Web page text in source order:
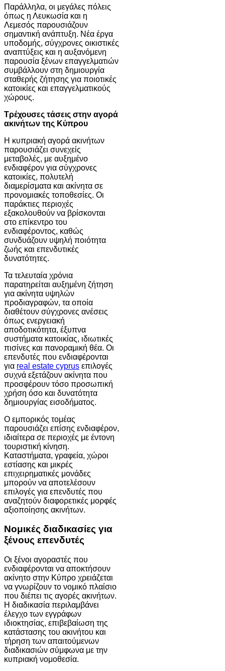
Παράλληλα, οι μεγάλες πόλεις
όπως η Λευκωσία και η
Λεμεσός παρουσιάζουν
σημαντική ανάπτυξη. Νέα έργα
υποδομής, σύγχρονες οικιστικές
αναπτύξεις και η αυξανόμενη
παρουσία ξένων επαγγελματιών
συμβάλλουν στη δημιουργία
σταθερής ζήτησης για ποιοτικές
κατοικίες και επαγγελματικούς
χώρους.
Τρέχουσες τάσεις στην αγορά
ακινήτων της Κύπρου
Η κυπριακή αγορά ακινήτων
παρουσιάζει συνεχείς
μεταβολές, με αυξημένο
ενδιαφέρον για σύγχρονες
κατοικίες, πολυτελή
διαμερίσματα και ακίνητα σε
προνομιακές τοποθεσίες. Οι
παράκτιες περιοχές
εξακολουθούν να βρίσκονται
στο επίκεντρο του
ενδιαφέροντος, καθώς
συνδυάζουν υψηλή ποιότητα
ζωής και επενδυτικές
δυνατότητες.
Τα τελευταία χρόνια
παρατηρείται αυξημένη ζήτηση
για ακίνητα υψηλών
προδιαγραφών, τα οποία
διαθέτουν σύγχρονες ανέσεις
όπως ενεργειακή
αποδοτικότητα, έξυπνα
συστήματα κατοικίας, ιδιωτικές
πισίνες και πανοραμική θέα. Οι
επενδυτές που ενδιαφέρονται
για real estate cyprus επιλογές
συχνά εξετάζουν ακίνητα που
προσφέρουν τόσο προσωπική
χρήση όσο και δυνατότητα
δημιουργίας εισοδήματος.
Ο εμπορικός τομέας
παρουσιάζει επίσης ενδιαφέρον,
ιδιαίτερα σε περιοχές με έντονη
τουριστική κίνηση.
Καταστήματα, γραφεία, χώροι
εστίασης και μικρές
επιχειρηματικές μονάδες
μπορούν να αποτελέσουν
επιλογές για επενδυτές που
αναζητούν διαφορετικές μορφές
αξιοποίησης ακινήτων.
Νομικές διαδικασίες για
ξένους επενδυτές
Οι ξένοι αγοραστές που
ενδιαφέρονται να αποκτήσουν
ακίνητο στην Κύπρο χρειάζεται
να γνωρίζουν το νομικό πλαίσιο
που διέπει τις αγορές ακινήτων.
Η διαδικασία περιλαμβάνει
έλεγχο των εγγράφων
ιδιοκτησίας, επιβεβαίωση της
κατάστασης του ακινήτου και
τήρηση των απαιτούμενων
διαδικασιών σύμφωνα με την
κυπριακή νομοθεσία.